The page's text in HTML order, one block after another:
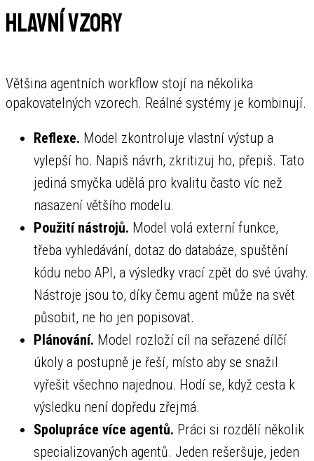
Hlavní vzory
Většina agentních workflow stojí na několika
opakovatelných vzorech. Reálné systémy je kombinují.
Reflexe. Model zkontroluje vlastní výstup a
vylepší ho. Napiš návrh, zkritizuj ho, přepiš. Tato
jediná smyčka udělá pro kvalitu často víc než
nasazení většího modelu.
Použití nástrojů. Model volá externí funkce,
třeba vyhledávání, dotaz do databáze, spuštění
kódu nebo API, a výsledky vrací zpět do své úvahy.
Nástroje jsou to, díky čemu agent může na svět
působit, ne ho jen popisovat.
Plánování. Model rozloží cíl na seřazené dílčí
úkoly a postupně je řeší, místo aby se snažil
vyřešit všechno najednou. Hodí se, když cesta k
výsledku není dopředu zřejmá.
Spolupráce více agentů. Práci si rozdělí několik
specializovaných agentů. Jeden rešeršuje, jeden